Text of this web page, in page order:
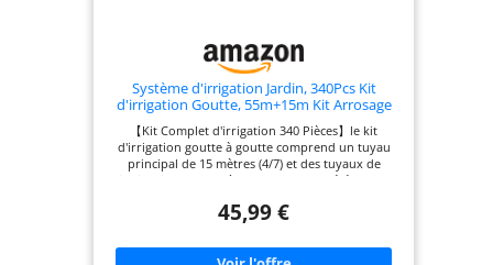
Système d'irrigation Jardin, 340Pcs Kit
d'irrigation Goutte, 55m+15m Kit Arrosage
Automatique, Kit d'irrigation Goutte à
Goutte Système d'irrigation pour Jardin
pour Jardin pelouse Serre Plantes
【Kit Complet d'irrigation 340 Pièces】le kit
d'irrigation goutte à goutte comprend un tuyau
principal de 15 mètres (4/7) et des tuyaux de
distribution de 55 mètres (8/11), complétés par un
configuration permet de mettre en place un
couverture complète pour les grands potagers, les
45,99 €